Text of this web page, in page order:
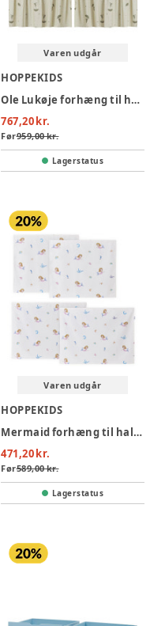
Varen udgår
HOPPEKIDS
Ole Lukøje forhæng til halvhøj seng - Grøn
767,20 kr.
Før959,00 kr.
Lagerstatus
Varen udgår
HOPPEKIDS
Mermaid forhæng til halvhøj seng 70x160 cm. - Beige
471,20 kr.
Før589,00 kr.
Lagerstatus